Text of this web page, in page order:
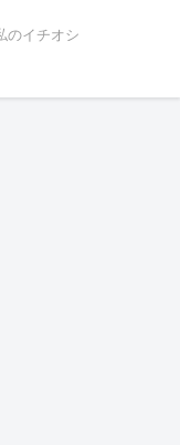
のイチオシ